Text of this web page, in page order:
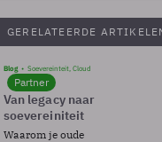
GERELATEERDE
Blog Soevereinteit, Cloud
Partner
Van legacy naar
soevereiniteit
Waarom je oude